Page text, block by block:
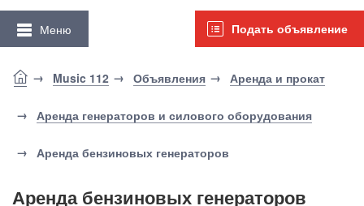
Подать объявление
Меню
Music 112 Объявления Аренда и прокат
Аренда генераторов и силового оборудования
Аренда бензиновых генераторов
Аренда бензиновых генераторов